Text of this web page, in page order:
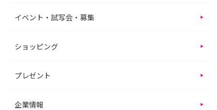
イベント・試写会・募集
ショッピング
プレゼント
企業情報